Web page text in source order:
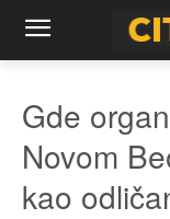
Gde
Novom
kao